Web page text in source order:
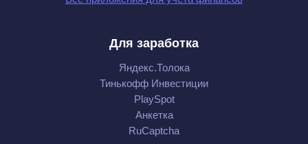
Для заработка
Яндекс.Толока
Тинькофф Инвестиции
PlaySpot
Анкетка
RuCaptcha